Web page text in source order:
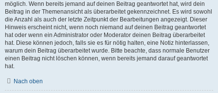
möglich. Wenn bereits jemand auf deinen Beitrag geantwortet hat, wird dein
Beitrag in der Themenansicht als überarbeitet gekennzeichnet. Es wird sowohl
die Anzahl als auch der letzte Zeitpunkt der Bearbeitungen angezeigt. Dieser
Hinweis erscheint nicht, wenn noch niemand auf deinen Beitrag geantwortet
hat oder wenn ein Administrator oder Moderator deinen Beitrag überarbeitet
hat. Diese können jedoch, falls sie es für nötig halten, eine Notiz hinterlassen,
warum dein Beitrag überarbeitet wurde. Bitte beachte, dass normale Benutzer
einen Beitrag nicht löschen können, wenn bereits jemand darauf geantwortet
hat.
Nach oben